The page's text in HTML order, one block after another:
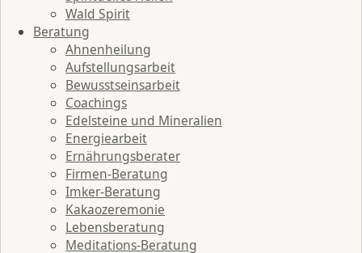
Wald Spirit
Beratung
Ahnenheilung
Aufstellungsarbeit
Bewusstseinsarbeit
Coachings
Edelsteine und Mineralien
Energiearbeit
Ernährungsberater
Firmen-Beratung
Imker-Beratung
Kakaozeremonie
Lebensberatung
Meditations-Beratung